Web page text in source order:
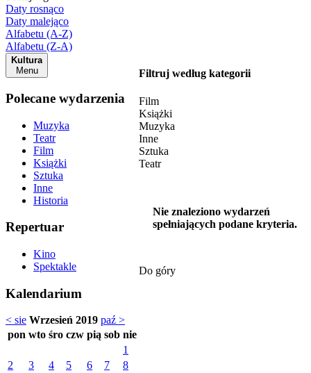
Daty rosnąco
Daty malejąco
Alfabetu (A-Z)
Alfabetu (Z-A)
Kultura
Menu
Polecane wydarzenia
Muzyka
Teatr
Film
Książki
Sztuka
Inne
Historia
Repertuar
Kino
Spektakle
Kalendarium
< sie Wrzesień 2019 paź >
pon wto śro czw pią sob nie
1
2
3 4 5 6 7
8
Filtruj według kategorii
Film
Książki
Muzyka
Inne
Sztuka
Teatr
Nie znaleziono wydarzeń
spełniających podane kryteria.
Do góry